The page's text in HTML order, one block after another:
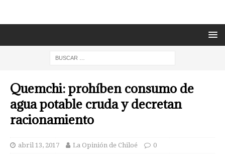
Quemchi: prohíben consumo de
agua potable cruda y decretan
racionamiento
abril 13, 2017 La Opinión de Chiloé 0